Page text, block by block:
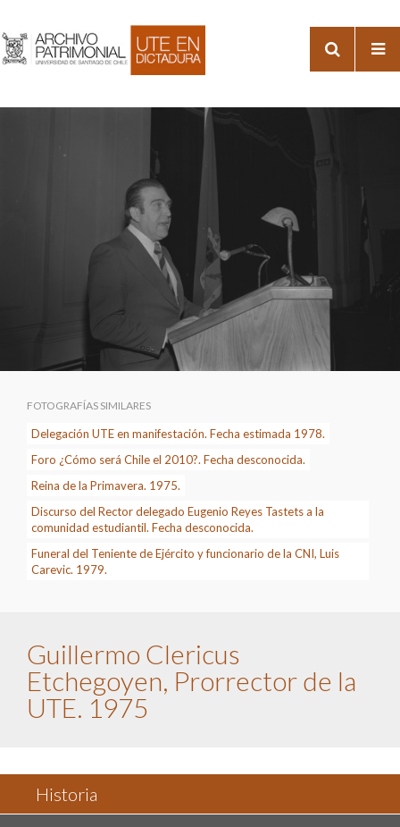
FOTOGRAFÍAS SIMILARES
Delegación UTE en manifestación. Fecha estimada 1978.
Foro ¿Cómo será Chile el 2010?. Fecha desconocida.
Reina de la Primavera. 1975.
Discurso del Rector delegado Eugenio Reyes Tastets a la
comunidad estudiantil. Fecha desconocida.
Funeral del Teniente de Ejército y funcionario de la CNI, Luis
Carevic. 1979.
Guillermo Clericus
Etchegoyen, Prorrector de la
UTE. 1975
Historia